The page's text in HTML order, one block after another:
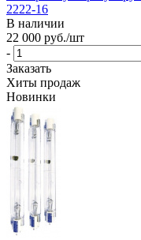
2222-16
В наличии
22 000 руб./шт
-
Заказать
Хиты продаж
Новинки